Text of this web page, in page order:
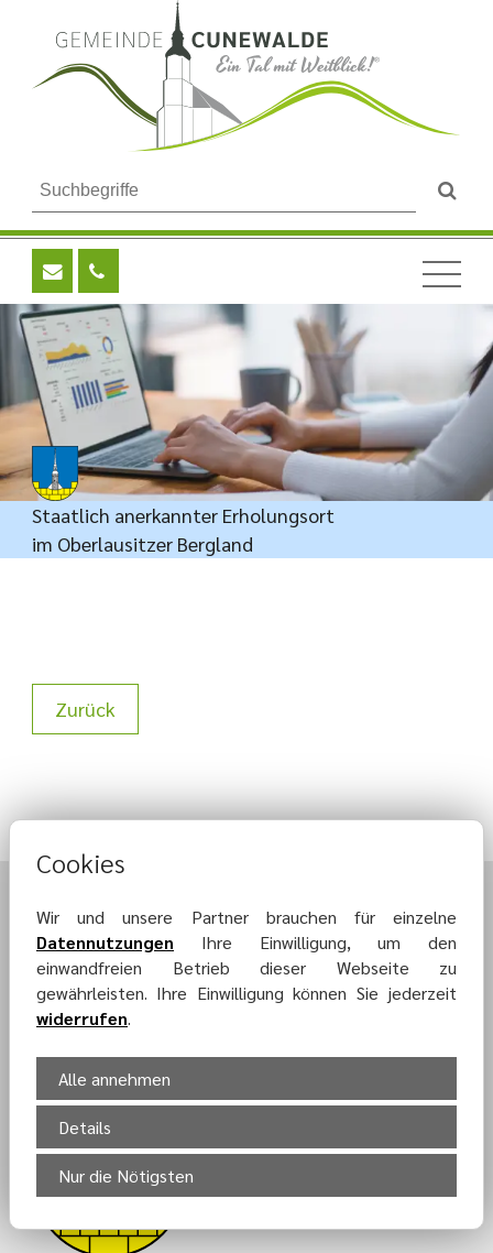
Staatlich anerkannter Erholungsort
im Oberlausitzer Bergland
Zurück
KONTAKT-
FORMULAR
Cookies
Wir und unsere Partner brauchen für einzelne
Datennutzungen Ihre Einwilligung, um den
einwandfreien Betrieb dieser Webseite zu
gewährleisten. Ihre Einwilligung können Sie jederzeit
widerrufen.
Alle annehmen
Details
Nur die Nötigsten